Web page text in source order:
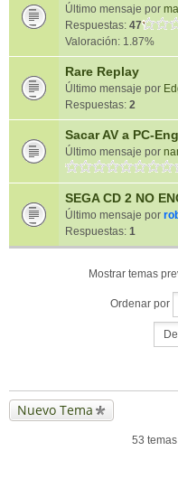
Último mensaje por
Respuestas: 47
Valoración: 1.87%
Rare Replay
Último mensaje por
Respuestas: 2
Sacar AV a PC-
Último mensaje por
SEGA CD 2 NO
Último mensaje por
Respuestas: 1
Mostrar temas
Ordenar por
Nuevo Tema
53 temas